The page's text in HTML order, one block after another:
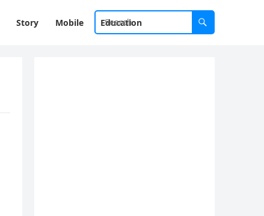
Story Mobile Education